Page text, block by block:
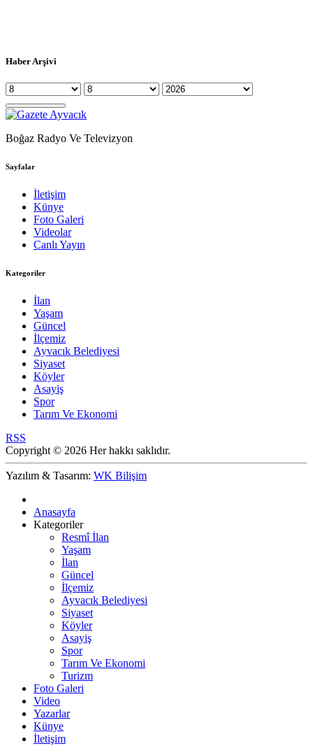
Haber Arşivi
Boğaz Radyo Ve Televizyon
Sayfalar
İletişim
Künye
Foto Galeri
Videolar
Canlı Yayın
Kategoriler
İlan
Yaşam
Güncel
İlçemiz
Ayvacık Belediyesi
Siyaset
Köyler
Asayiş
Spor
Tarım Ve Ekonomi
RSS
Copyright © 2026 Her hakkı saklıdır.
Yazılım & Tasarım: WK Bilişim
Anasayfa
Kategoriler
Resmî İlan
Yaşam
İlan
Güncel
İlçemiz
Ayvacık Belediyesi
Siyaset
Köyler
Asayiş
Spor
Tarım Ve Ekonomi
Turizm
Foto Galeri
Video
Yazarlar
Künye
İletişim